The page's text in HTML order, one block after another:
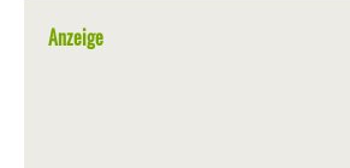
Anzeige